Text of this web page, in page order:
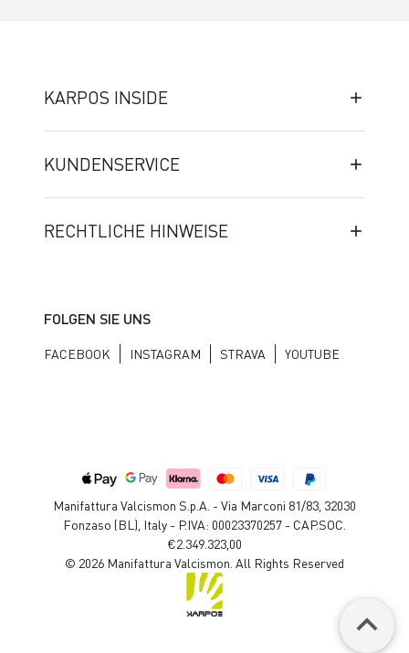
KARPOS INSIDE
KUNDENSERVICE
RECHTLICHE HINWEISE
FOLGEN SIE UNS
FACEBOOK INSTAGRAM STRAVA YOUTUBE
Manifattura Valcismon S.p.A. - Via Marconi 81/83, 32030
Fonzaso (BL), Italy - P.IVA: 00023370257 - CAP.SOC.
€2.349.323,00
© 2026 Manifattura Valcismon. All Rights Reserved
keyboard_arrow_up